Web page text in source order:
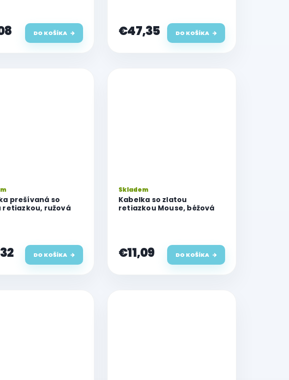
DO KOŠÍKA €47,35 DO KOŠÍKA
prešívaná so
retiazkou, ružová
DO KOŠÍKA
Kabelka so zlatou
retiazkou Mouse, béžová
Skladem
€11,09 DO KOŠÍKA